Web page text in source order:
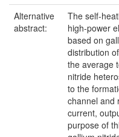
Alternative
abstract:
The self-
high-power
based on
distribution
the average
nitride
to the
channel and
current,
purpose of